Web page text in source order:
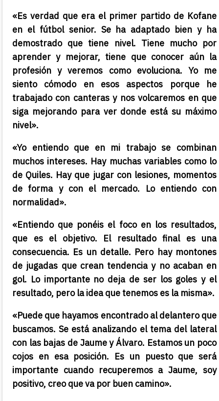
«Es verdad que era el primer partido de Kofane
en el fútbol senior. Se ha adaptado bien y ha
demostrado que tiene nivel. Tiene mucho por
aprender y mejorar, tiene que conocer aún la
profesión y veremos como evoluciona. Yo me
siento cómodo en esos aspectos porque he
trabajado con canteras y nos volcaremos en que
siga mejorando para ver donde está su máximo
nivel».
«Yo entiendo que en mi trabajo se combinan
muchos intereses. Hay muchas variables como lo
de Quiles. Hay que jugar con lesiones, momentos
de forma y con el mercado. Lo entiendo con
normalidad».
«Entiendo que ponéis el foco en los resultados,
que es el objetivo. El resultado final es una
consecuencia. Es un detalle. Pero hay montones
de jugadas que crean tendencia y no acaban en
gol. Lo importante no deja de ser los goles y el
resultado, pero la idea que tenemos es la misma».
«Puede que hayamos encontrado al delantero que
buscamos. Se está analizando el tema del lateral
con las bajas de Jaume y Álvaro. Estamos un poco
cojos en esa posición. Es un puesto que será
importante cuando recuperemos a Jaume, soy
positivo, creo que va por buen camino».